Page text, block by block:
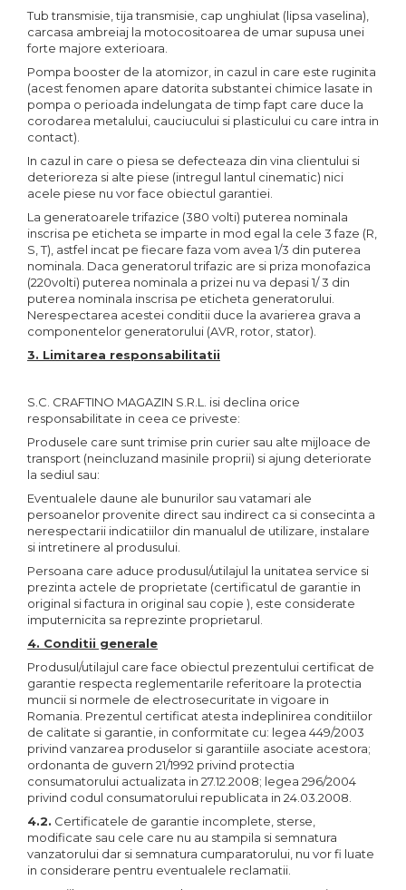
Tub transmisie, tija transmisie, cap unghiulat (lipsa vaselina),
carcasa ambreiaj la motocositoarea de umar supusa unei
forte majore exterioara.
Pompa booster de la atomizor, in cazul in care este ruginita
(acest fenomen apare datorita substantei chimice lasate in
pompa o perioada indelungata de timp fapt care duce la
corodarea metalului, cauciucului si plasticului cu care intra in
contact).
In cazul in care o piesa se defecteaza din vina clientului si
deterioreza si alte piese (intregul lantul cinematic) nici
acele piese nu vor face obiectul garantiei.
La generatoarele trifazice (380 volti) puterea nominala
inscrisa pe eticheta se imparte in mod egal la cele 3 faze (R,
S, T), astfel incat pe fiecare faza vom avea 1/3 din puterea
nominala. Daca generatorul trifazic are si priza monofazica
(220volti) puterea nominala a prizei nu va depasi 1/ 3 din
puterea nominala inscrisa pe eticheta generatorului.
Nerespectarea acestei conditii duce la avarierea grava a
componentelor generatorului (AVR, rotor, stator).
3. Limitarea responsabilitatii
S.C. CRAFTINO MAGAZIN S.R.L. isi declina orice
responsabilitate in ceea ce priveste:
Produsele care sunt trimise prin curier sau alte mijloace de
transport (neincluzand masinile proprii) si ajung deteriorate
la sediul sau:
Eventualele daune ale bunurilor sau vatamari ale
persoanelor provenite direct sau indirect ca si consecinta a
nerespectarii indicatiilor din manualul de utilizare, instalare
si intretinere al produsului.
Persoana care aduce produsul/utilajul la unitatea service si
prezinta actele de proprietate (certificatul de garantie in
original si factura in original sau copie ), este considerate
imputernicita sa reprezinte proprietarul.
4. Conditii generale
Produsul/utilajul care face obiectul prezentului certificat de
garantie respecta reglementarile referitoare la protectia
muncii si normele de electrosecuritate in vigoare in
Romania. Prezentul certificat atesta indeplinirea conditiilor
de calitate si garantie, in conformitate cu: legea 449/2003
privind vanzarea produselor si garantiile asociate acestora;
ordonanta de guvern 21/1992 privind protectia
consumatorului actualizata in 27.12.2008; legea 296/2004
privind codul consumatorului republicata in 24.03.2008.
4.2. Certificatele de garantie incomplete, sterse,
modificate sau cele care nu au stampila si semnatura
vanzatorului dar si semnatura cumparatorului, nu vor fi luate
in considerare pentru eventualele reclamatii.